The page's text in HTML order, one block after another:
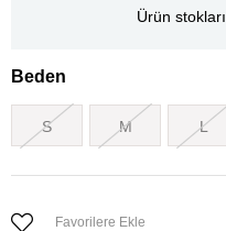
Ürün
Beden
S M L
Favorilere Ekle